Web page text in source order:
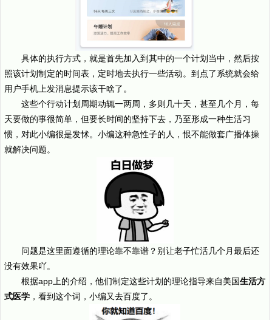
具体的执行方式，就是首先加入到其中的一个计划当中，然后按
照该计划制定的时间表，定时地去执行一些活动。到点了系统就会给
用户手机上发消息提示该干啥了。
这些个行动计划周期动辄一两周，多则几十天，甚至几个月，每
天要做的事很简单，但要长时间的坚持下去，乃至形成一种生活习
惯，对此小编很是发怵。小编这种急性子的人，恨不能做套广播体操
就解决问题。
问题是这里面遵循的理论靠不靠谱？别让老子忙活几个月最后还
没有效果吖。
根据app上的介绍，他们制定这些计划的理论指导来自美国生活方
式医学 ，看到这个词，小编又去百度了。